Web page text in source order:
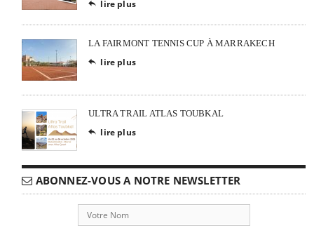
 lire plus
LA FAIRMONT TENNIS CUP À MARRAKECH
 lire plus
ULTRA TRAIL ATLAS TOUBKAL
 lire plus
ABONNEZ-VOUS A NOTRE NEWSLETTER